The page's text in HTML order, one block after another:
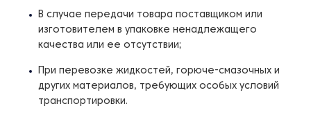
В случае передачи товара поставщиком или
изготовителем в упаковке ненадлежащего
качества или ее отсутствии;
При перевозке жидкостей, горюче-смазочных и
других материалов, требующих особых условий
транспортировки.